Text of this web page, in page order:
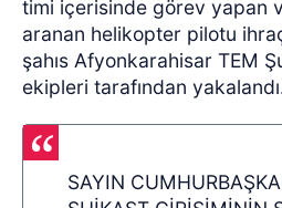
timi içerisinde görev yapan
aranan helikopter pilotu
şahıs Afyonkarahisar TEM
ekipleri tarafından
SAYIN